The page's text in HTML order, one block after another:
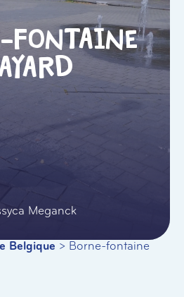
fontaine
Meganck
Belgique > Borne-fontaine